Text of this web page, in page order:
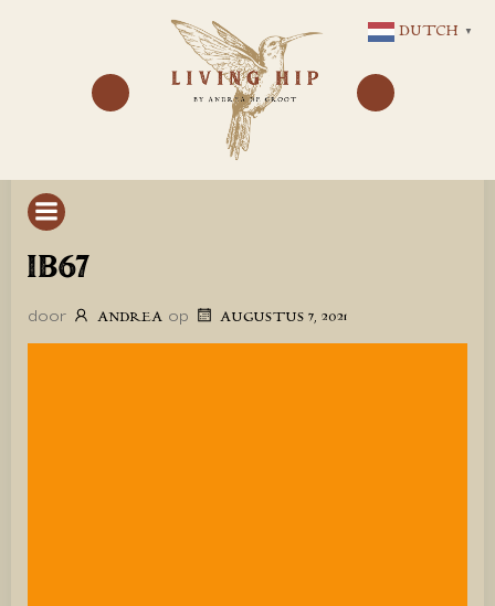
NAAR
DE
INHOUD
IB67
door ANDREA op AUGUSTUS 7, 2021
DUTCH ▼